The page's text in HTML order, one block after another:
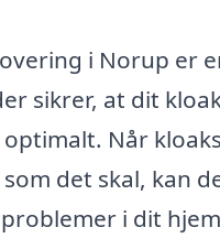
i Norup er
sikrer, at dit
Når
det skal, kan
i dit